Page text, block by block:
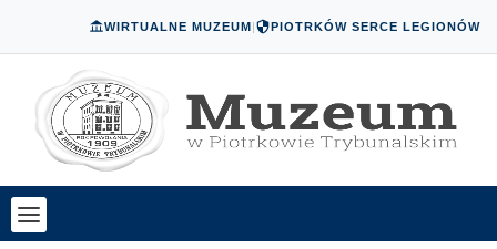
WIRTUALNE MUZEUM| PIOTRKÓW SERCE LEGIONÓW